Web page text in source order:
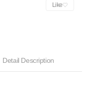
Like
Detail Description